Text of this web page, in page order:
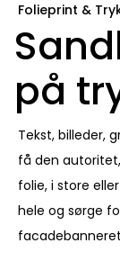
Folieprint &
på
Tekst, billeder,
få den
folie, i store
hele og sørge